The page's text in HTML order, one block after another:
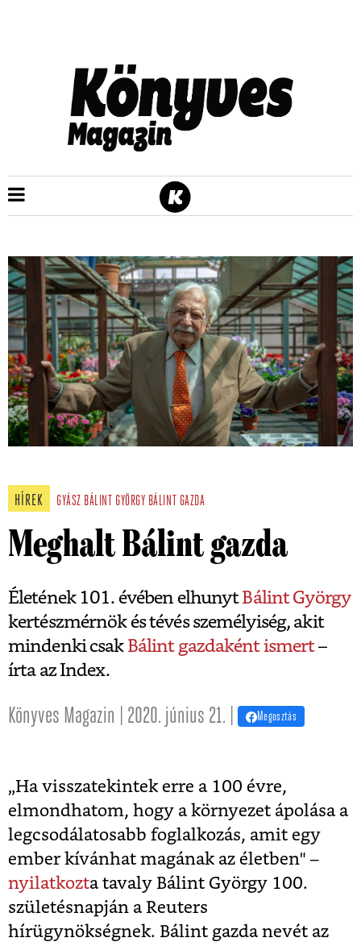
HÍREK GYÁSZ BÁLINT GYÖRGY BÁLINT GAZDA
Meghalt Bálint gazda
Életének 101. évében elhunytBálint György
kertészmérnök és tévés személyiség, akit
mindenki csak Bálint gazdaként ismert–
írta az Index.
Könyves Magazin | 2020. június 21. | Megosztás
„Ha visszatekintek erre a 100 évre,
elmondhatom, hogy a környezet ápolása a
legcsodálatosabb foglalkozás, amit egy
ember kívánhat magának az életben" –
nyilatkozta tavaly Bálint György 100.
születésnapján a Reuters
hírügynökségnek. Bálint gazda nevét az